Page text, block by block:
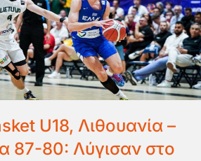
U18, Λιθουανία –
87-80: Λύγισαν στο